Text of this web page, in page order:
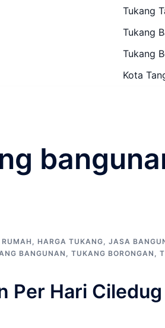
Tukang
Tukang
Tukang
Kota
, HARGA TUKANG, JASA
BANGUNAN , TUKANG BORONGAN ,
Per Hari Ciledug